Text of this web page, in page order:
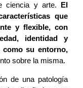
ciencia y arte. El
que
y flexible, con
identidad y
como su entorno,
sobre la misma.
de una patología